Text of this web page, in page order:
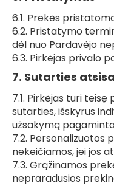
6.1. Prekės
6.2. Pristatymo
dėl nuo Pardavėjo
6.3. Pirkėjas privalo
7. Sutarties
7.1. Pirkėjas turi
sutarties, išskyrus
užsakymą
7.2. Personalizuotos
nekeičiamos, jei jos
7.3. Grąžinamos
nepraradusios